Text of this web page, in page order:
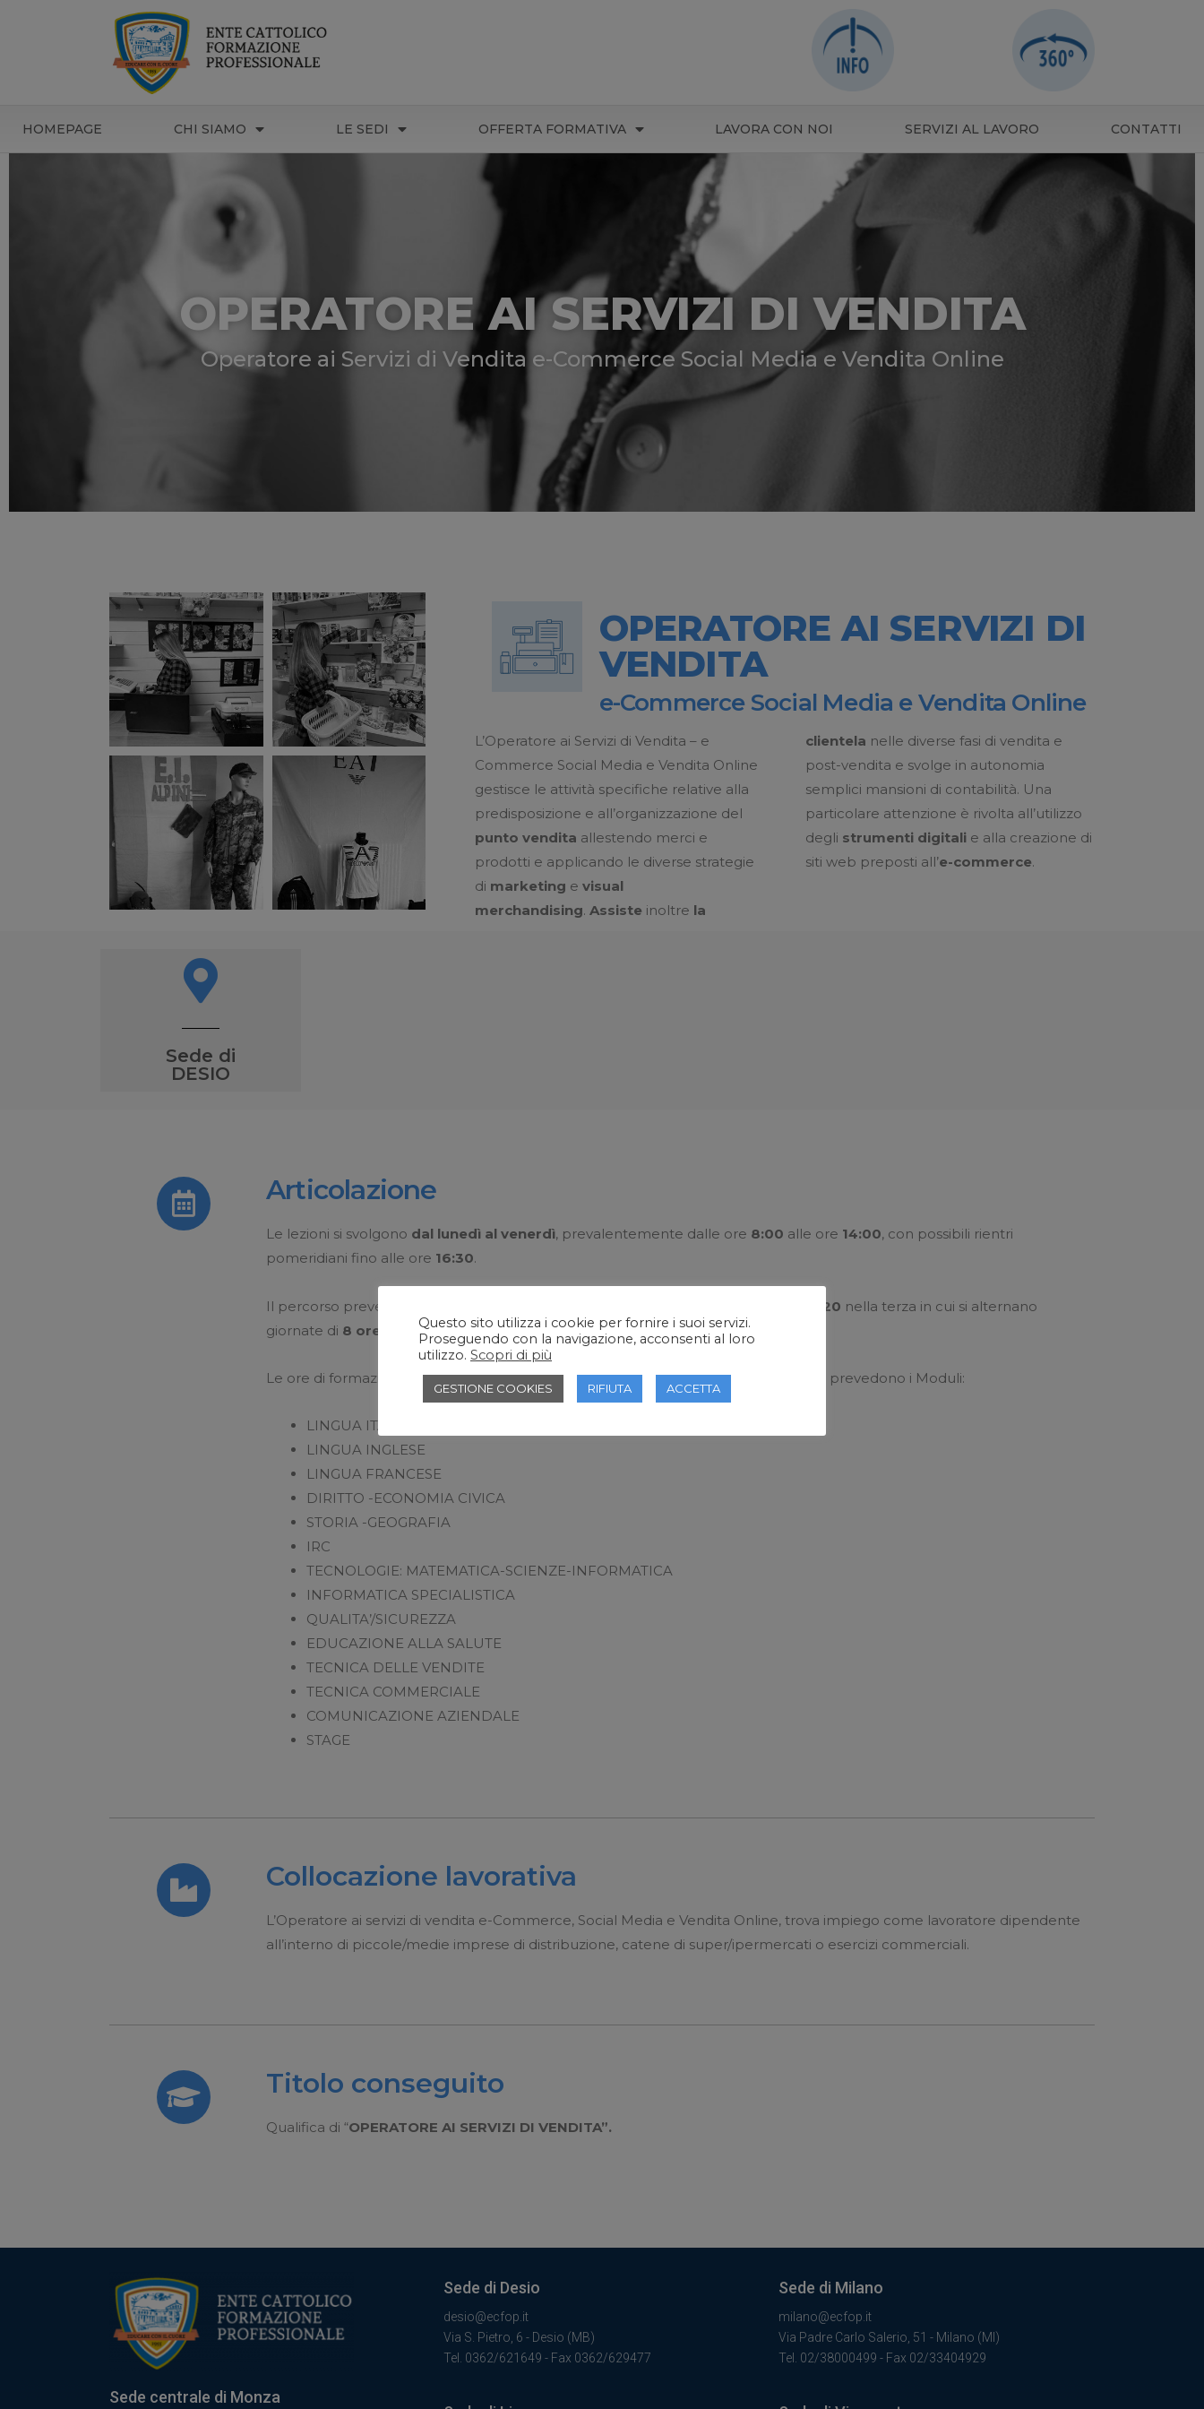
HOMEPAGE CHI SIAMO LE SEDI OFFERTA FORMATIVA LAVORA CON NOI SERVIZI AL LAVORO CONTATTI
OPERATORE AI SERVIZI DI VENDITA
Operatore ai Servizi di Vendita e-Commerce Social Media e Vendita Online
OPERATORE AI SERVIZI DI
VENDITA
e-Commerce Social Media e Vendita Online
L’Operatore ai Servizi di Vendita – e
Commerce Social Media e Vendita Online
gestisce le attività specifiche relative alla
predisposizione e all’organizzazione del
punto vendita allestendo merci e
prodotti e applicando le diverse strategie
di marketing evisual
merchandising.Assiste inoltre la
clientela nelle diverse fasi di vendita e
post-vendita e svolge in autonomia
semplici mansioni di contabilità. Una
particolare attenzione è rivolta all’utilizzo
degli strumenti digitalie alla creazione di
siti web preposti all’e-commerce.
Sede di
DESIO
Articolazione
Le lezioni si svolgono dal lunedì al venerdì, prevalentemente dalle ore 8:00 alle ore 14:00, con possibili rientri
pomeridiani fino alle ore 16:30.
Il percorso prevede un periodo di 420 nella terza in cui si alternano
giornate di 8 ore azienda, previste anche al sabato.
Le ore di formazione, 990in ciascuna annualità, sono articolate in Aree formative e prevedono i Moduli:
LINGUA ITALIANA -COMUNICAZIONE
LINGUA INGLESE
LINGUA FRANCESE
DIRITTO -ECONOMIA CIVICA
STORIA -GEOGRAFIA
IRC
TECNOLOGIE: MATEMATICA-SCIENZE-INFORMATICA
INFORMATICA SPECIALISTICA
QUALITA’/SICUREZZA
EDUCAZIONE ALLA SALUTE
TECNICA DELLE VENDITE
TECNICA COMMERCIALE
COMUNICAZIONE AZIENDALE
STAGE
Collocazione lavorativa
L’Operatore ai servizi di vendita e-Commerce, Social Media e Vendita Online, trova impiego come lavoratore dipendente
all’interno di piccole/medie imprese di distribuzione, catene di super/ipermercati o esercizi commerciali.
Titolo conseguito
Qualifica di “OPERATORE AI SERVIZI DI VENDITA”.
Sede centrale di Monza
Sede di Desio
desio@ecfop.it
Via S. Pietro, 6 - Desio (MB)
Tel. 0362/621649 - Fax 0362/629477
Sede di Milano
milano@ecfop.it
Via Padre Carlo Salerio, 51 - Milano (MI)
Tel. 02/38000499 - Fax 02/33404929
Questo sito utilizza i cookie per fornire i suoi servizi.
Proseguendo con la navigazione, acconsenti al loro
utilizzo. Scopri di più
GESTIONE COOKIES RIFIUTA ACCETTA